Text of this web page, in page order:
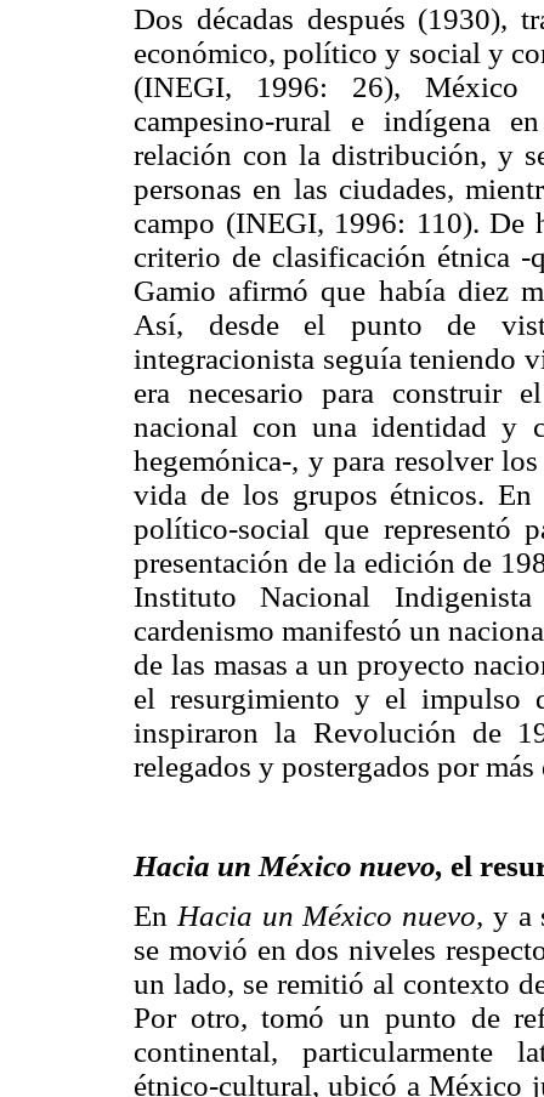
Dos décadas después (1930),
económico, político y social y
(INEGI, 1996: 26), México
campesino-rural e indígena
relación con la distribución, y
personas en las ciudades,
campo (INEGI, 1996: 110). De
criterio de clasificación étnica -
Gamio afirmó que había diez
Así, desde el punto de
integracionista seguía teniendo
era necesario para construir
nacional con una identidad y
hegemónica-, y para resolver
vida de los grupos étnicos.
político-social que representó
presentación de la edición de
Instituto Nacional
cardenismo manifestó un
de las masas a un proyecto
el resurgimiento y el impulso
inspiraron la Revolución de
relegados y postergados por más
Hacia un México nuevo, el
En Hacia un México nuevo, y a
se movió en dos niveles
un lado, se remitió al contexto
Por otro, tomó un punto de
continental, particularmente
étnico-cultural, ubicó a México